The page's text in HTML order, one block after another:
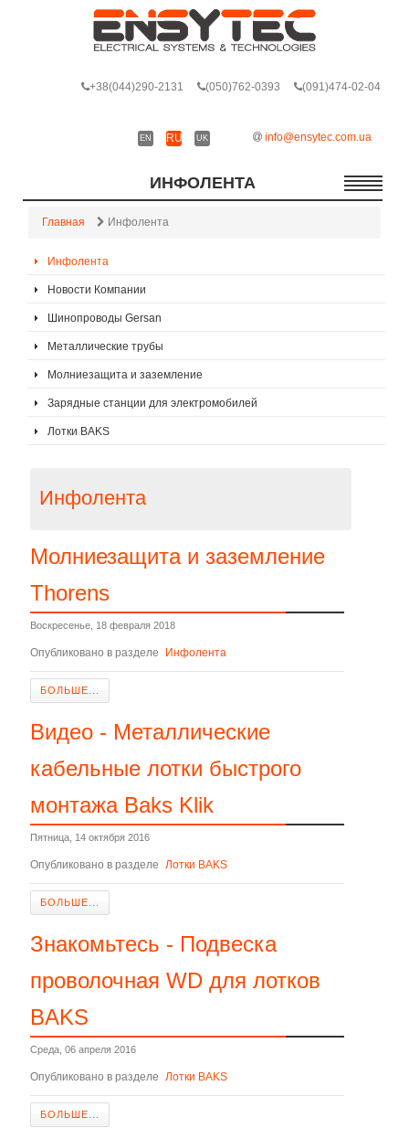
(091)474-02-04
(050)762-0393
+38(044)290-2131
info@ensytec.com.ua
UK
RU
EN
ИНФОЛЕНТА
Главная Инфолента
Инфолента
Новости Компании
Шинопроводы Gersan
Металлические трубы
Молниезащита и заземление
Зарядные станции для электромобилей
Лотки BAKS
Инфолента
Молниезащита и заземление
Thorens
Воскресенье, 18 февраля 2018
Опубликовано в разделе Инфолента
БОЛЬШЕ...
Видео - Металлические
кабельные лотки быстрого
монтажа Baks Klik
Пятница, 14 октября 2016
Опубликовано в разделе Лотки BAKS
БОЛЬШЕ...
Знакомьтесь - Подвеска
проволочная WD для лотков
BAKS
Среда, 06 апреля 2016
Опубликовано в разделе Лотки BAKS
БОЛЬШЕ...